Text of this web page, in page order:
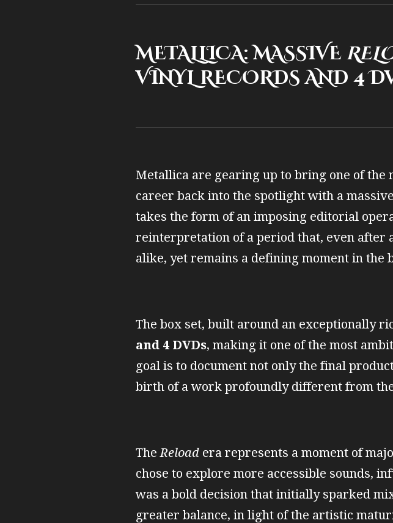
METALLICA: MASSIVE
VINYL RECORDS AND 4
Metallica are gearing up to bring one of the
career back into the spotlight with a
takes the form of an imposing editorial
reinterpretation of a period that, even after
alike, yet remains a defining moment in the
The box set, built around an exceptionally
and 4 DVDs, making it one of the most
goal is to document not only the final
birth of a work profoundly different from
TheReload era represents a moment of
chose to explore more accessible sounds,
was a bold decision that initially sparked
greater balance, in light of the artistic